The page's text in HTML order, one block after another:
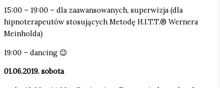
15:00 – 19:00 – dla zaawansowanych, superwizja (dla
hipnoterapeutów stosujących Metodę H.I.T.T.® Wernera
Meinholda)
19:00 – dancing 😉
01.06.2019. sobota